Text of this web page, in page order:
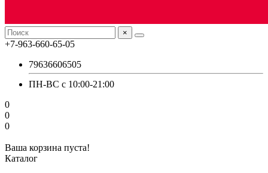
×
+7-963-660-65-05
79636606505
ПН-ВС с 10:00-21:00
0
0
0
Ваша корзина пуста!
Каталог